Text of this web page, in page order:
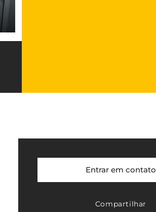
Entrar em contato
Compartilhar